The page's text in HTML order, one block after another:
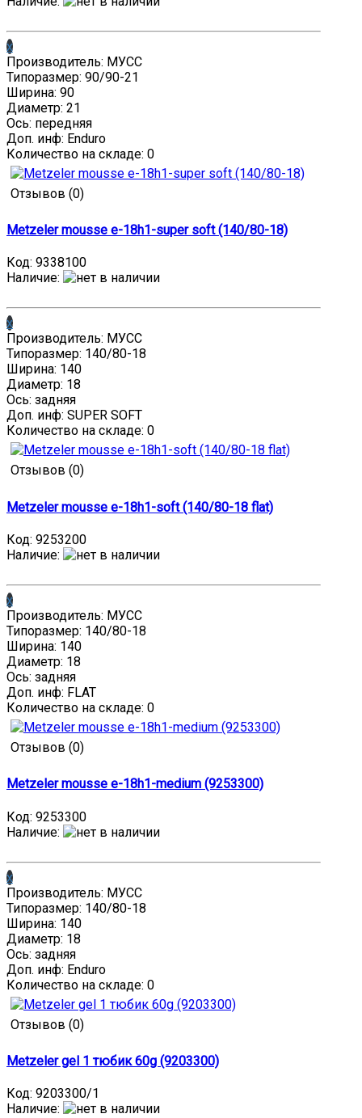
x
Производитель: МУСС
Типоразмер: 90/90-21
Ширина: 90
Диаметр: 21
Ось: передняя
Доп. инф: Enduro
Количество на складе: 0
Отзывов (0)
Metzeler mousse e-18h1-super soft (140/80-18)
Код: 9338100
Наличие:
x
Производитель: МУСС
Типоразмер: 140/80-18
Ширина: 140
Диаметр: 18
Ось: задняя
Доп. инф: SUPER SOFT
Количество на складе: 0
Отзывов (0)
Metzeler mousse e-18h1-soft (140/80-18 flat)
Код: 9253200
Наличие:
x
Производитель: МУСС
Типоразмер: 140/80-18
Ширина: 140
Диаметр: 18
Ось: задняя
Доп. инф: FLAT
Количество на складе: 0
Отзывов (0)
Metzeler mousse e-18h1-medium (9253300)
Код: 9253300
Наличие:
x
Производитель: МУСС
Типоразмер: 140/80-18
Ширина: 140
Диаметр: 18
Ось: задняя
Доп. инф: Enduro
Количество на складе: 0
Отзывов (0)
Metzeler gel 1 тюбик 60g (9203300)
Код: 9203300/1
Наличие: